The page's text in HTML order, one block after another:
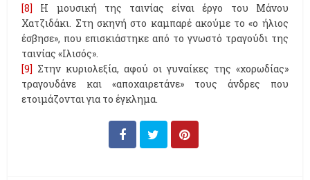
[8] Η μουσική της ταινίας είναι έργο του Μάνου
Χατζιδάκι. Στη σκηνή στο καμπαρέ ακούμε το «ο ήλιος
έσβησε», που επισκιάστηκε από το γνωστό τραγούδι της
ταινίας «Ιλισός».
[9] Στην κυριολεξία, αφού οι γυναίκες της «χορωδίας»
τραγουδάνε και «αποχαιρετάνε» τους άνδρες που
ετοιμάζονται για το έγκλημα.